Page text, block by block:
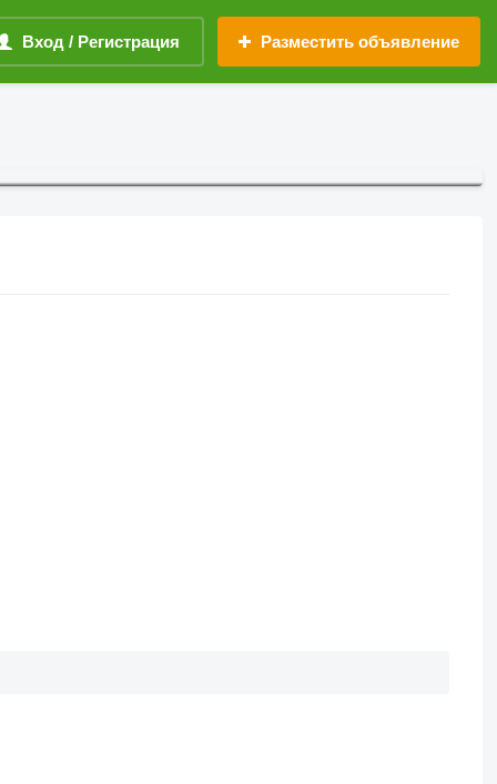
Вход / Регистрация Разместить объявление